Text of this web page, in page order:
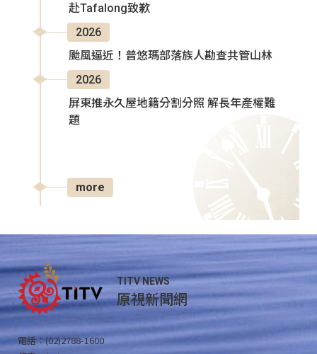
赴Tafalong致歉
2026
颱風逼近！普悠瑪部落族人勘查共管山林
2026
屏東推永久屋地籍分割分照 解長年產權難
題
more
TITV NEWS
原視新聞網
電話：(02)2788-1600